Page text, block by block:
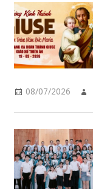
08/07/2026